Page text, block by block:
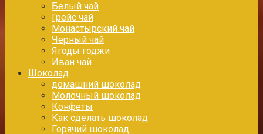
Белый чай
Грейс чай
Монастырский чай
Черный чай
Ягоды годжи
Иван чай
Шоколад
домашний шоколад
Молочный шоколад
Конфеты
Как сделать шоколад
Горячий шоколад